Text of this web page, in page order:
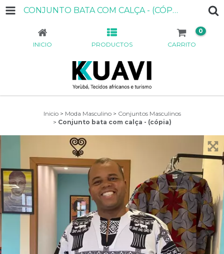
CONJUNTO BATA COM CALÇA - (CÓPIA)
INICIO PRODUCTOS CARRITO
0
Inicio > Moda Masculino > Conjuntos Masculinos
> Conjunto bata com calça - (cópia)